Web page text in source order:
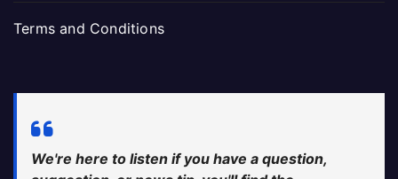
Terms and Conditions
We're here to listen if you have a question,